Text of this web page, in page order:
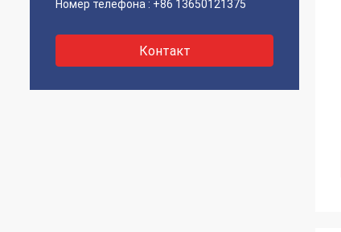
Номер телефона : +86 13650121375
Контакт